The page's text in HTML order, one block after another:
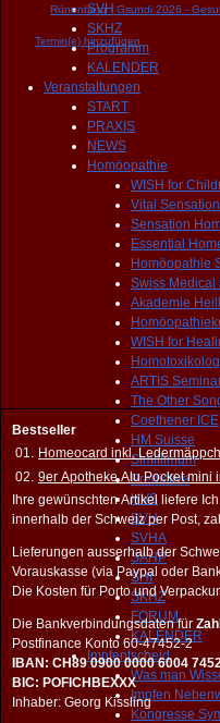
SVH
SKHZ
Programm
KALENDER
Veranstaltungen
START
PRAXIS
NEWS
Homöopathie
WISH for
Vital
Sensation
Essential
Homöopathie
Swiss Medical
Akademie
WISH for
ARTIS
The Other
Coethener ICE
HM Suisse
Simillimum
Predictive
HVS
SVH
SVHA
SAHP
SHI
SKHZ
FORUM
KALENDER
Impfentscheid
Was man
Impfen
Kongresse
Rünenberg - Gsundi 2026 -
Termin(e) hinzufügen
Bestseller
01. Homeocard inkl.
02. 9er Apotheke Alu Pocket mini
Ihre gewünschten Artikel liefere
innerhalb der Schweiz per Post,
Lieferungen ausserhalb der
Vorauskasse (via Paypal oder
Die Kosten für Porto und
Die Bankverbindungsdaten für
Postfinance Konto 60-47452-2
IBAN: CH89 0900 0000 6004
BIC: POFICHBEXXX
Inhaber: Georg Kissling